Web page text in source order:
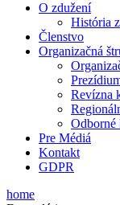
O zdužení
História
Členstvo
Organizačná
Revízna
Odborné
Pre Médiá
Kontakt
GDPR
home